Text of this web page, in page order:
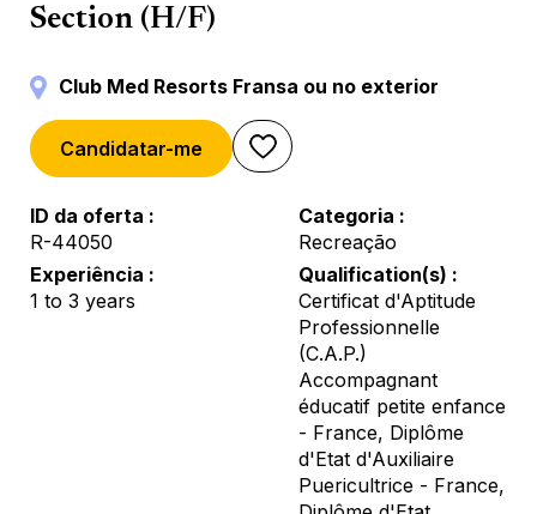
Section (H/F)
Club Med Resorts Fransa ou no exterior
Candidatar-me
ID da oferta
R-44050
Categoria
Recreação
Experiência
1 to 3 years
Qualification(s)
Certificat d'Aptitude
Professionnelle
(C.A.P.)
Accompagnant
éducatif petite enfance
- France, Diplôme
d'Etat d'Auxiliaire
Puericultrice - France,